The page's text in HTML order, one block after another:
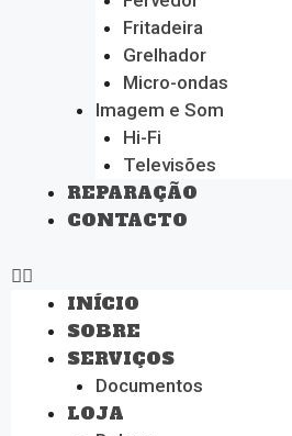
Fritadeira
Grelhador
Micro-ondas
Imagem e Som
Hi-Fi
Televisões
REPARAÇÃO
CONTACTO
INÍCIO
SOBRE
SERVIÇOS
Documentos
LOJA